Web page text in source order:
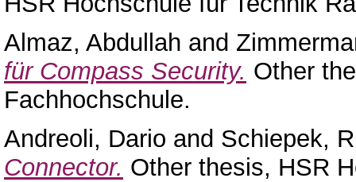
Almaz, Abdullah and
für Compass Security. Other
Fachhochschule.
Andreoli, Dario and Schiepek,
Connector. Other thesis, HSR